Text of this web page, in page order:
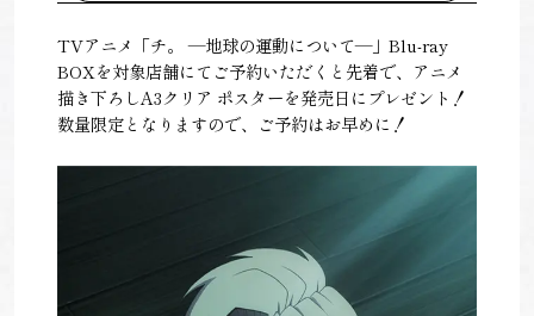
TVアニメ「チ。 ―地球の運動について―」Blu-ray
BOXを対象店舗にてご予約いただくと先着で、アニメ
描き下ろしA3クリア ポスターを発売日にプレゼント！
数量限定となりますので、ご予約はお早めに！